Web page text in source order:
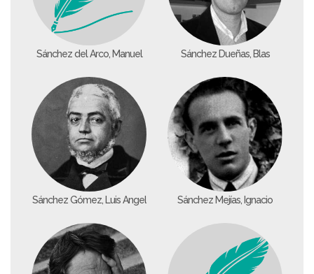
Sánchez del Arco, Manuel Sánchez Dueñas, Blas
Sánchez Gómez, Luis Ángel Sánchez Mejías, Ignacio